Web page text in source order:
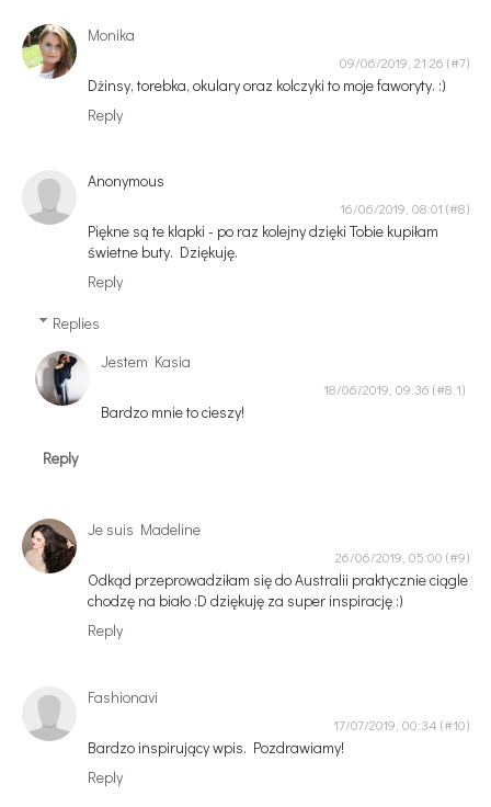
Monika
09/06/2019, 21:26
Dżinsy, torebka, okulary oraz kolczyki to moje faworyty. :)
Reply
Anonymous
16/06/2019, 08:01
Piękne są te klapki - po raz kolejny dzięki Tobie kupiłam
świetne buty. Dziękuję.
Reply
Replies
Jestem Kasia
18/06/2019, 09:36
Bardzo mnie to cieszy!
Reply
Je suis Madeline
26/06/2019, 05:00
Odkąd przeprowadziłam się do Australii praktycznie ciągle
chodzę na biało :D dziękuję za super inspirację :)
Reply
Fashionavi
17/07/2019, 00:34
Bardzo inspirujący wpis. Pozdrawiamy!
Reply